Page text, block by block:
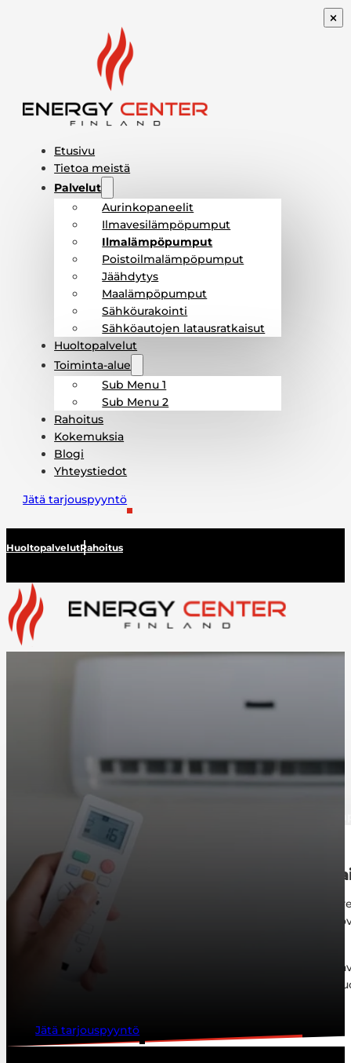
Etusivu
Tietoa meistä
Palvelut
Aurinkopaneelit
Ilmavesilämpöpumput
Ilmalämpöpumput
Poistoilmalämpöpumput
Jäähdytys
Maalämpöpumput
Sähköurakointi
Sähköautojen latausratkaisut
Huoltopalvelut
Toiminta-alue
Sub Menu 1
Sub Menu 2
Rahoitus
Kokemuksia
Blogi
Yhteystiedot
Jätä tarjouspyyntö
HuoltopalvelutRahoitus
Ilmalämpö­pumppu on investointi
Ilmalämpöpumppu on innovatiivinen ratkaisu, joka
lämmitysmuodosta riippumatta. Ilmalämpöpumppu
Ilmalämpöpumppu ei ainoastaan paranna
lämmityskustannuksiasi jopa kymmeniä prosentteja
Jätä tarjouspyyntö